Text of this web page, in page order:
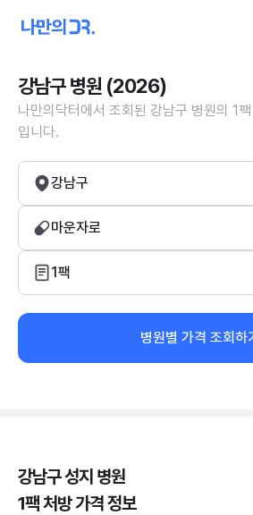
강남구 병원 (2026)
나만의닥터에서 조회된 강남구 병원의 1
입니다.
강남구
마운자로
1팩
병원별 가격 조회하
강남구 성지 병원
1팩 처방 가격 정보